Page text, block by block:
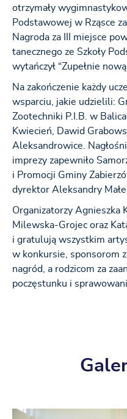
otrzymały
Podstawowej w Rząsce
Nagroda za III miejsce
tanecznego ze Szkoły
wytańczył “Zupełnie nową
Na zakończenie każdy
wsparciu, jakie udzielili:
Zootechniki P.I.B. w
Kwiecień, Dawid
Aleksandrowice.
imprezy zapewniło
i Promocji Gminy
dyrektor Aleksandry
Organizatorzy Agnieszka
Milewska-Grojec oraz
i gratulują wszystkim
w konkursie, sponsorom
nagród, a rodzicom za
poczęstunku i